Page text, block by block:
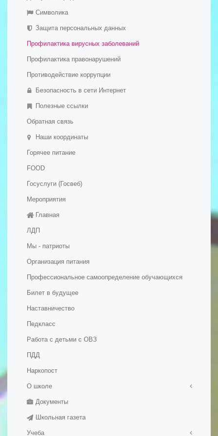
- Платные образовательные услуги
- Вакантные места для приема (перевода)
обучающихся
- Международное сотрудничество
- Дополнительное образование детей и взрослых
Символика
Защита персональных данных
Профилактика вирусных заболеваний
Профилактика правонарушений
Противодействие коррупции
Безопасность в сети Интернет
Полезные ссылки
Обратная связь
Наши координаты
Горячее питание
FOOD
Госуслуги (Госвеб)
Мероприятия
Главная
ЛДП
Мы - патриоты
Организация питания
Профессиональное самоопределение обучающихся
Билет в будущее
Наставничество
Педкласс
Работа с детьми с ОВЗ
ПДД
Наркопост
О школе
Правила приема в школу
История школы
Документы
Школьная газета
Учеба